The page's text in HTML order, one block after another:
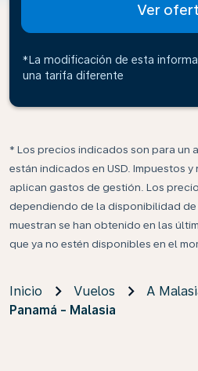
Ver
*La modificación de esta
una tarifa diferente
* Los precios indicados son para un
están indicados en USD. Impuestos
aplican gastos de gestión. Los
dependiendo de la disponibilidad de
muestran se han obtenido en las
que ya no estén disponibles en el
Inicio Vuelos
A
Panamá - Malasia